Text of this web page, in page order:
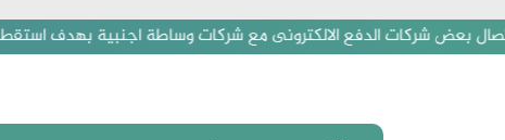
شركات الدفع الالكترونى مع شركات وساطة اجنبية بهدف استقطاب